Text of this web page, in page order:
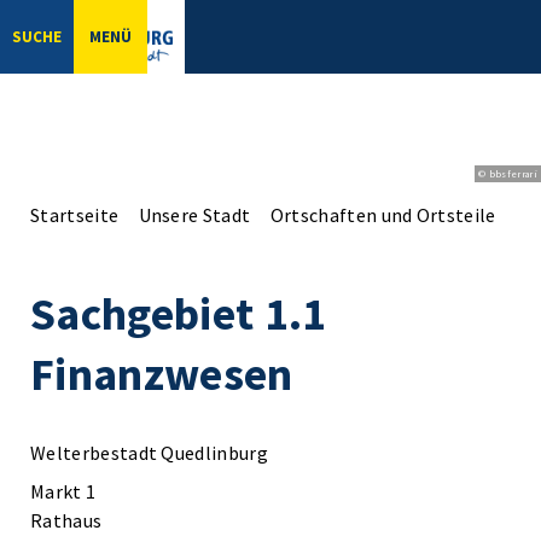
SUCHE MENÜ
© bbsferrari
Startseite Unsere Stadt Ortschaften und Ortsteile
Sachgebiet 1.1
Finanzwesen
Welterbestadt Quedlinburg
Markt 1
Rathaus